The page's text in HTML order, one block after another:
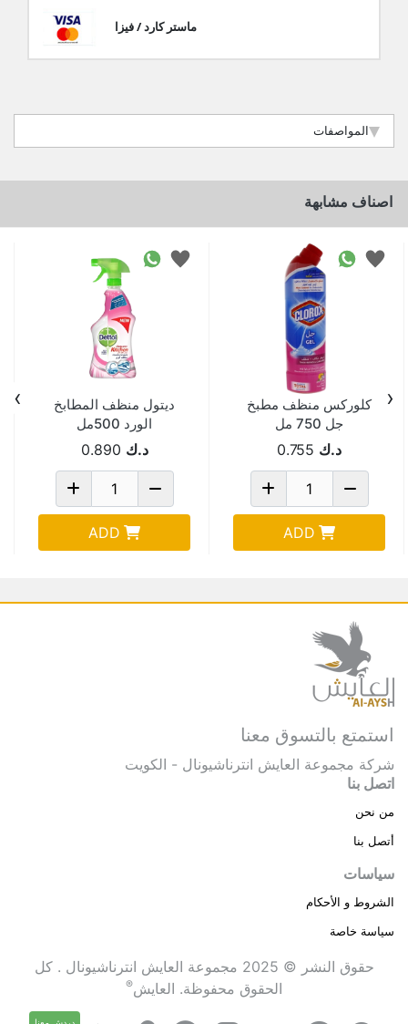
ماستر كارد / فيزا
المواصفات
اصناف مشابهة
كلوركس منظف مطبخ
جل 750 مل
د.ك 0.755
ADD
ديتول منظف المطابخ
الورد 500مل
د.ك 0.890
ADD
‹
›
استمتع بالتسوق معنا
شركة مجموعة العايش انترناشيونال - الكويت
اتصل بنا
من نحن
أتصل بنا
سياسات
الشروط و الأحكام
سياسة خاصة
حقوق النشر © 2025 مجموعة العايش انترناشيونال . كل
الحقوق محفوظة. العايش®